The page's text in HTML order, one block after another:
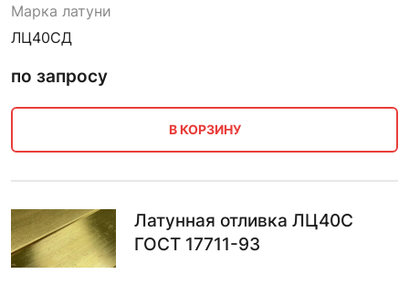
Марка латуни
ЛЦ40СД
по запросу
В КОРЗИНУ
Латунная отливка ЛЦ40С
ГОСТ 17711-93